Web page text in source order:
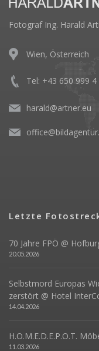
Fotograf Ing. Harald
Wien, Österreich
Tel: +43 650 999 4
harald@artner.eu
Letzte
70 Jahre FPÖ @
20.05.2026
Selbstmord Europas
zerstört @ Hotel
14.04.2026
H.O.M.E.D.E.P.O.T.
11.03.2026